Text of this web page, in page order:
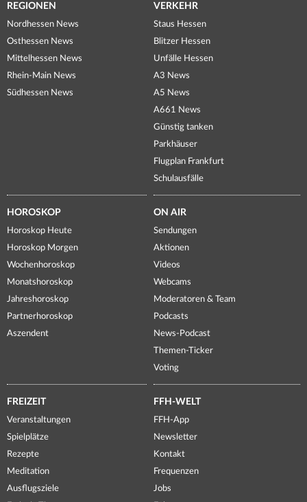
REGIONEN
Nordhessen News
Osthessen News
Mittelhessen News
Rhein-Main News
Südhessen News
VERKEHR
Staus Hessen
Blitzer Hessen
Unfälle Hessen
A3 News
A5 News
A661 News
Günstig tanken
Parkhäuser
Flugplan Frankfurt
Schulausfälle
HOROSKOP
Horoskop Heute
Horoskop Morgen
Wochenhoroskop
Monatshoroskop
Jahreshoroskop
Partnerhoroskop
Aszendent
ON AIR
Sendungen
Aktionen
Videos
Webcams
Moderatoren & Team
Podcasts
News-Podcast
Themen-Ticker
Voting
FREIZEIT
Veranstaltungen
Spielplätze
Rezepte
Meditation
Ausflugsziele
FFH-WELT
FFH-App
Newsletter
Kontakt
Frequenzen
Jobs